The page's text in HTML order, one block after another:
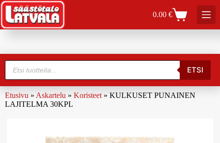
0.00€
ETSI
Etusivu » Askartelu » Koristeet » KULKUSET PUNAINEN
LAJITELMA 30KPL